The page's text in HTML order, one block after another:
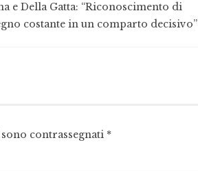
e Della Gatta: “Riconoscimento di
costante in un comparto decisivo”
contrassegnati *